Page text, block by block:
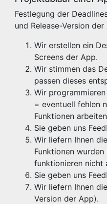
Festlegung der
und Release-Version der
Wir erstellen ein
Screens der App.
Wir stimmen das
passen dieses
Wir
= eventuell fehlen
Funktionen
Sie geben uns
Wir liefern Ihnen
Funktionen
funktionieren nicht
Sie geben uns
Wir liefern Ihnen
Version der App).